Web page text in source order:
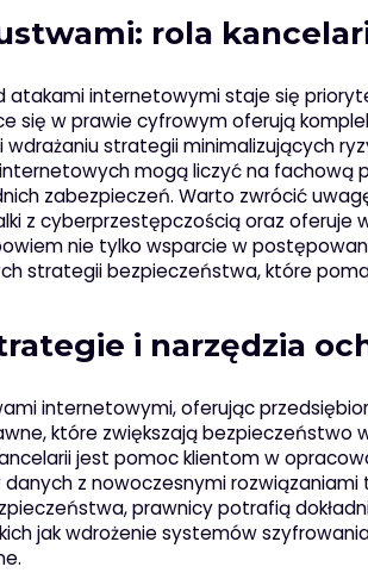
rola
atakami internetowymi staje się
się w prawie cyfrowym oferują
strategii minimalizujących
mogą liczyć na fachową
zabezpieczeń. Warto zwrócić
z cyberprzestępczością oraz oferuje
nie tylko wsparcie w
strategii bezpieczeństwa, które
i narzędzia
internetowymi, oferując
które zwiększają bezpieczeństwo
jest pomoc klientom w
z nowoczesnymi rozwiązaniami
prawnicy potrafią
jak wdrożenie systemów